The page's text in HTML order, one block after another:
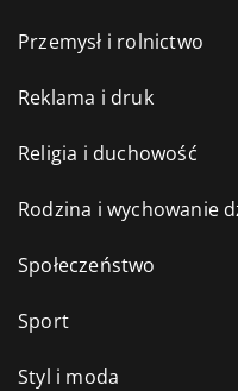
Przemysł i rolnictwo
Reklama i druk
Religia i duchowość
Rodzina i wychowanie
Społeczeństwo
Sport
Styl i moda